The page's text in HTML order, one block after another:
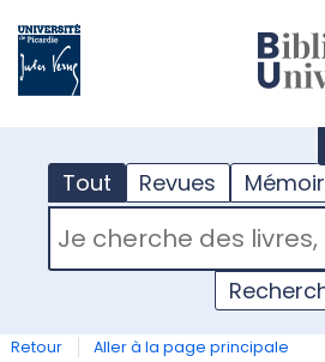
Tout Revues
RECHERCHER DANS "TOUT"
Retour Aller à la page principale